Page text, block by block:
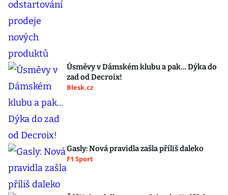
Úsměvy v Dámském klubu a pak… Dýka do
zad od Decroix!
Blesk.cz
Gasly: Nová pravidla zašla příliš daleko
F1 Sport